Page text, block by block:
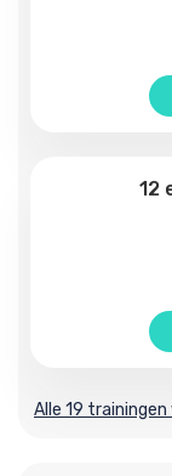
12
Alle 19